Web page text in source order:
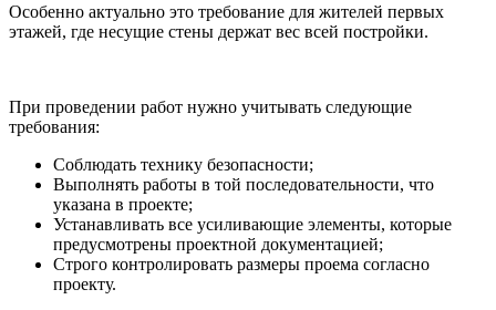
Особенно актуально это требование для жителей первых
этажей, где несущие стены держат вес всей постройки.
При проведении работ нужно учитывать следующие
требования:
Соблюдать технику безопасности;
Выполнять работы в той последовательности, что
указана в проекте;
Устанавливать все усиливающие элементы, которые
предусмотрены проектной документацией;
Строго контролировать размеры проема согласно
проекту.